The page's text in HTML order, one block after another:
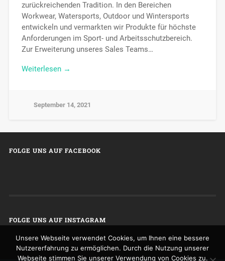
zurückreichenden Tradition. In den Bereichen
Workwear, Watersports, Outdoor und Wintersports
entwickeln und vermarkten wir Produkte für höchste
Anforderungen im Sport- und Arbeitsschutzbereich.
Zur Erweiterung unseres Sales Teams…
Weiterlesen →
September 14, 2021
FOLGE UNS AUF FACEBOOK
FOLGE UNS AUF INSTAGRAM
Unsere Webseite verwendet Cookies, um Ihnen eine bessere
Nutzererfahrung zu ermöglichen. Durch die Nutzung unserer
Webseite stimmen Sie unserer Verwendung von Cookies zu.